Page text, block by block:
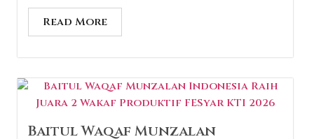
Read More
Baitul Waqaf Munzalan